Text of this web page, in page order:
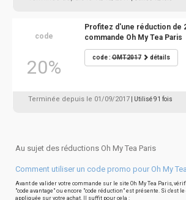
code
20%
Profitez d'une réduction de
commande Oh My Tea Paris
code :OMT2017 détails
Terminée depuis le 01/09/2017 | Utilisé 91 fois
Au sujet des réductions Oh My Tea Paris
Comment utiliser un code promo pour Oh My
Avant de valider votre commande sur le site Oh My Tea Paris,
"code avantage" ou encore "code réduction" est présente. Si c'est
appliquée sur votre achat. Il suffit pour cela :